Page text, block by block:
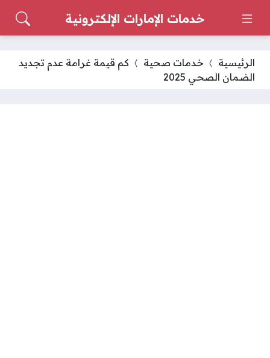
خدمات الإمارات الإلكترونية
الرئيسية خدمات صحية
كم قيمة غرامة عدم تجديد
الضمان الصحي 2025